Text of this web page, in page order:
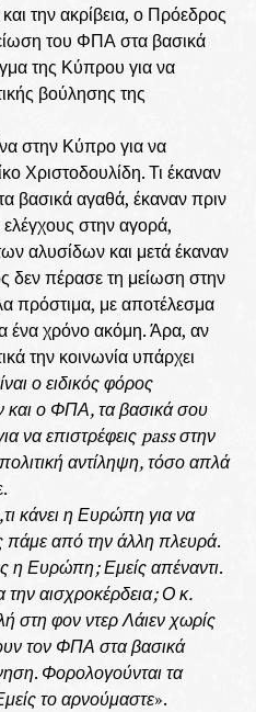
την ακρίβεια, ο Πρόεδρος
του ΦΠΑ στα βασικά
της Κύπρου για να
βούλησης της
στην Κύπρο για να
Χριστοδουλίδη. Τι έκαναν
βασικά αγαθά, έκαναν πριν
στην αγορά,
αλυσίδων και μετά έκαναν
δεν πέρασε τη μείωση στην
πρόστιμα, με αποτέλεσμα
ένα χρόνο ακόμη. Άρα, αν
την κοινωνία υπάρχει
ο ειδικός φόρος
και ο ΦΠΑ, τα βασικά σου
να επιστρέφεις pass στην
αντίληψη, τόσο απλά
κάνει η Ευρώπη για να
πάμε από την άλλη πλευρά.
η Ευρώπη;Εμείς απέναντι.
αισχροκέρδεια;Ο κ.
στη φον ντερ Λάιεν χωρίς
τον ΦΠΑ στα βασικά
. Φορολογούνται τα
το αρνούμαστε».